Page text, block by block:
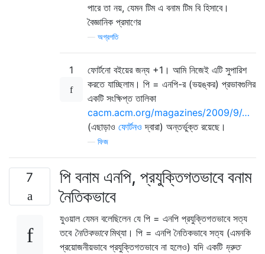
পারে তা নয়, যেমন টিম এ বনাম টিম বি হিসাবে।
বৈজ্ঞানিক প্রমাণের
অগ্রগতি
1
ফোর্টনো বইয়ের জন্য +1। আমি নিজেই এটি সুপারিশ
করতে যাচ্ছিলাম। পি = এনপি-র (ভয়ঙ্কর) প্রভাবগুলির
একটি সংক্ষিপ্ত তালিকা
cacm.acm.org/magazines/2009/9/…
(এছাড়াও ফোর্টনও দ্বারা) অন্তর্ভুক্ত রয়েছে।
ফিজ
7
পি বনাম এনপি, প্রযুক্তিগতভাবে বনাম
নৈতিকভাবে
যুওয়াল যেমন বলেছিলেন যে পি = এনপি প্রযুক্তিগতভাবে সত্য
তবে নৈতিকভাবেমিথ্যা। পি = এনপি নৈতিকভাবে সত্য (এমনকি
প্রয়োজনীয়ভাবে প্রযুক্তিগতভাবে না হলেও) যদি একটি দ্রুত